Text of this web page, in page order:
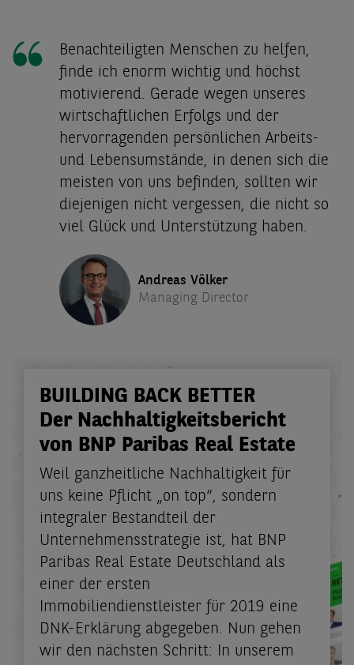
Benachteiligten Menschen zu helfen,
finde ich enorm wichtig und höchst
motivierend. Gerade wegen unseres
wirtschaftlichen Erfolgs und der
hervorragenden persönlichen Arbeits-
und Lebensumstände, in denen sich die
meisten von uns befinden, sollten wir
diejenigen nicht vergessen, die nicht so
viel Glück und Unterstützung haben.
Andreas Völker
Managing Director
BUILDING BACK BETTER
Der Nachhaltigkeitsbericht
von BNP Paribas Real Estate
Weil ganzheitliche Nachhaltigkeit für
uns keine Pflicht „on top“, sondern
integraler Bestandteil der
Unternehmensstrategie ist, hat BNP
Paribas Real Estate Deutschland als
einer der ersten
Immobiliendienstleister für 2019 eine
DNK-Erklärung abgegeben. Nun gehen
wir den nächsten Schritt: In unserem